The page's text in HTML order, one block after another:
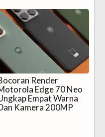
Render
Edge 70 Neo
Empat Warna
Kamera 200MP